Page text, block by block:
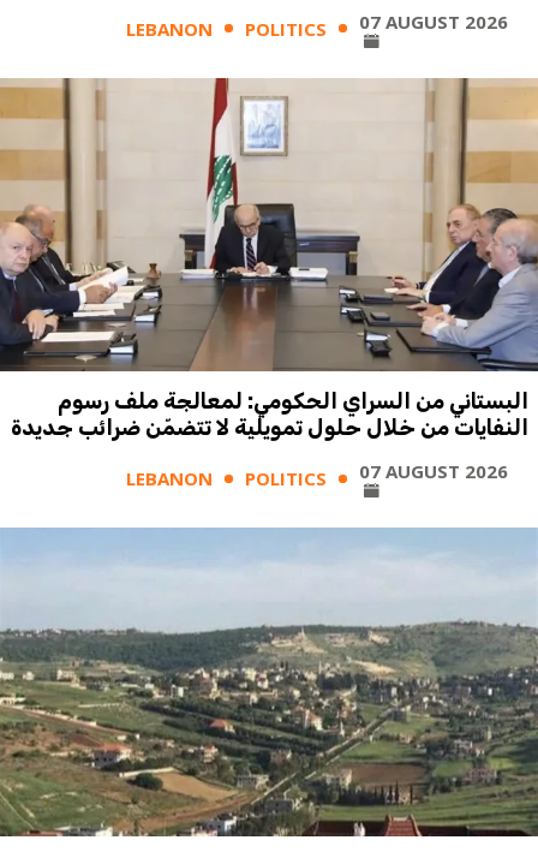
LEBANON POLITICS 07 AUGUST 2026
البستاني من السراي الحكومي: لمعالجة ملف رسوم
النفايات من خلال حلول تمويلية لا تتضمّن ضرائب جديدة
LEBANON POLITICS 07 AUGUST 2026